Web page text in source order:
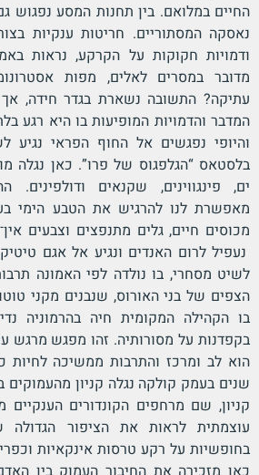
החיים במלואם. בין תחנות המסע נפגוש
נאסקה המסתוריים. חריטות ענקיות
ודמויות חקוקות על הקרקע, נראות
מדובר במסרים לאלים, מפות
עתיקה? התשובה נשארת בגדר חידה,
המדבר והדמויות המופיעות בו היא רגע
והיופי נפגשים אל החוף הפראי נגיע
בלסטאס “הגלפגוס של פרו”. כאן נגלה
ים, פינגווינים, שקנאים
מאפשרת לנו להרגיש את הטבע הימי
מכוסים חיים, גלים מתנפצים וצבעים
נעפיל לרום האנדים ונגיע אל אגם
לשיט מסחרי, בו נולדה לפי האמונה
הצפים של בני האורוס, שנבנים מקני
בו הקהילה המקומית חיה בהרמוניה
בקפדנות על מסורותיה. זהו מפגש מרגש
הוא לב ומרכז והתרבות ממשיכה לחיות
שנים בעמק קולקה נגלה קניון מהעמוקים
קניון, שם מרחפים הקונדורים הענקיים
עוצמתית לראות את הציפור
בחופשיות על רקע טרסות אינקאיות